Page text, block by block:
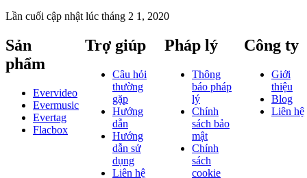
Lần cuối cập nhật lúc tháng 2 1, 2020
Sản
phẩm
Evervideo
Evermusic
Evertag
Flacbox
Trợ giúp
Câu hỏi
thường
gặp
Hướng
dẫn
Hướng
dẫn sử
dụng
Liên hệ
Pháp lý
Thông
báo pháp
lý
Chính
sách bảo
mật
Chính
sách
cookie
Công ty
Giới
thiệu
Blog
Liên hệ